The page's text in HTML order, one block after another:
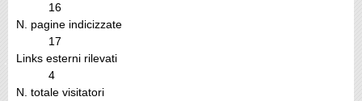
16
N. pagine indicizzate
17
Links esterni rilevati
4
N. totale visitatori